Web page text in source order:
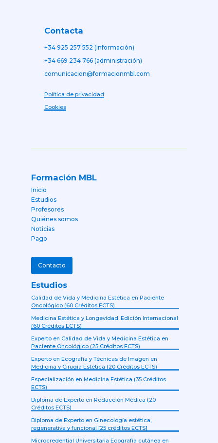
Contacta
+34 925 257 552 (información)
+34 669 234 766 (administración)
comunicacion@formacionmbl.com
Política de privacidad
Cookies
Formación MBL
Inicio
Estudios
Profesores
Quiénes somos
Noticias
Pago
Contacto
Estudios
Calidad de Vida y Medicina Estética en Paciente
Oncológico (60 Créditos ECTS)
Medicina Estética y Longevidad. Edición Internacional
(60 Créditos ECTS)
Experto en Calidad de Vida y Medicina Estética en
Paciente Oncológico (25 Créditos ECTS)
Experto en Ecografía y Técnicas de Imagen en
Medicina y Cirugía Estética (20 Créditos ECTS)
Especialización en Medicina Estética (35 Créditos
ECTS)
Diploma de Experto en Redacción Médica (20
Créditos ECTS)
Diploma de Experto en Ginecología estética,
regenerativa y funcional [25 créditos ECTS]
Microcredential Universitaria Ecografía cutánea en